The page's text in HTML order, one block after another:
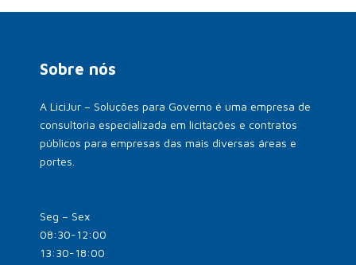
Sobre nós
A LiciJur – Soluções para Governo é uma empresa de
consultoria especializada em licitações e contratos
públicos para empresas das mais diversas áreas e
portes.
Seg – Sex
08:30-12:00
13:30-18:00